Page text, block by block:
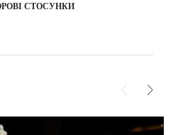
СТОСУНКИ